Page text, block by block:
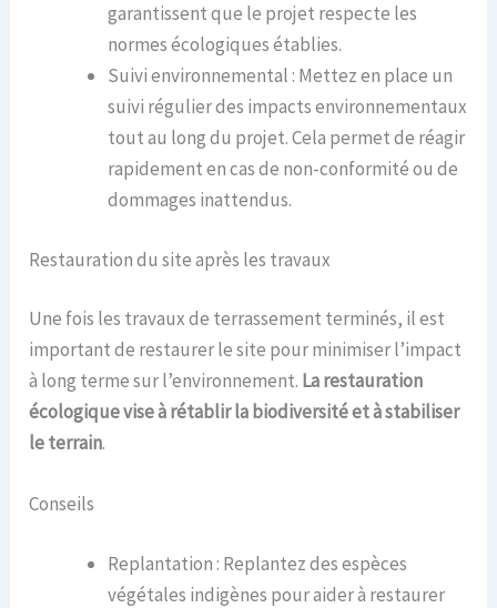
garantissent que le projet respecte les
normes écologiques établies.
Suivi environnemental : Mettez en place un
suivi régulier des impacts environnementaux
tout au long du projet. Cela permet de réagir
rapidement en cas de non-conformité ou de
dommages inattendus.
Restauration du site après les travaux
Une fois les travaux de terrassement terminés, il est
important de restaurer le site pour minimiser l’impact
à long terme sur l’environnement. La restauration
écologique vise à rétablir la biodiversité et à stabiliser
le terrain.
Conseils
Replantation : Replantez des espèces
végétales indigènes pour aider à restaurer